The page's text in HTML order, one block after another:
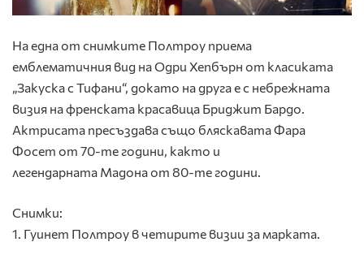
На една от снимките Полтроу приема
емблематичния вид на Одри Хепбърн от класиката
„Закуска с Тифани“, докато на друга е с небрежната
визия на френската красавица Бриджит Бардо.
Актрисата пресъздава също бляскавата Фара
Фосет от 70-те години, както и
легендарната Мадона от 80-те години.
Снимки:
1. Гуинет Полтроу в четирите визии за марката.